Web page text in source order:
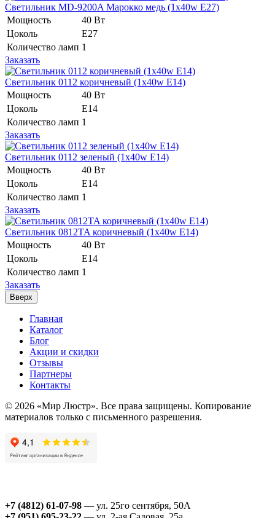
Светильник MD-9200A Марокко медь (1x40w E27)
Мощность
40 Вт
Цоколь
Е27
Количество ламп 1
Заказать
Светильник 0112 коричневый (1x40w E14)
Мощность
40 Вт
Цоколь
E14
Количество ламп 1
Заказать
Светильник 0112 зеленый (1x40w E14)
Мощность
40 Вт
Цоколь
E14
Количество ламп 1
Заказать
Светильник 0812TA коричневый (1x40w E14)
Мощность
40 Вт
Цоколь
Е14
Количество ламп 1
Заказать
Вверх
Главная
Каталог
Блог
Акции и скидки
Отзывы
Партнеры
Контакты
© 2026 «Мир Люстр». Все права защищены. Копирование
материалов только с письменного разрешения.
+7 (4812) 61-07-98 — ул. 25го сентября, 50А